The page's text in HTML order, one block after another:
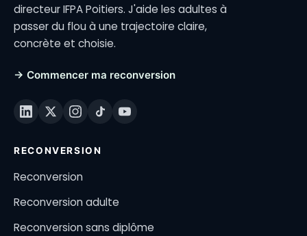
directeur IFPA Poitiers. J'aide les adultes à
passer du flou à une trajectoire claire,
concrète et choisie.
→ Commencer ma reconversion
RECONVERSION
Reconversion
Reconversion adulte
Reconversion sans diplôme